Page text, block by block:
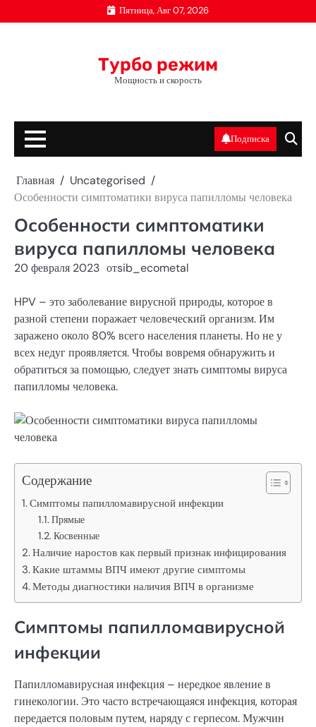
к
Пятница, Авг 07, 2026
Турбо режим
Мощность и скорость
Подписка
Главная
Uncategorised
Особенности симптоматики вируса папилломы человека
Особенности симптоматики
вируса папилломы человека
20 февраля 2023 отsib_ecometal
HPV – это заболевание вирусной природы, которое в
разной степени поражает человеческий организм. Им
заражено около 80% всего населения планеты. Но не у
всех недуг проявляется. Чтобы вовремя обнаружить и
обратиться за помощью, следует знать симптомы вируса
папилломы человека.
Содержание
Симптомы папилломавирусной инфекции
Прямые
Косвенные
Наличие наростов как первый признак инфицирования
Какие штаммы ВПЧ имеют другие симптомы
Методы диагностики наличия ВПЧ в организме
Симптомы папилломавирусной
инфекции
Папилломавирусная инфекция – нередкое явление в
гинекологии. Это часто встречающаяся инфекция, которая
передается половым путем, наряду с герпесом. Мужчин